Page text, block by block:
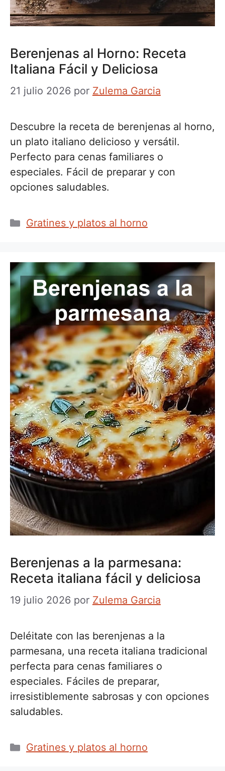
Berenjenas al Horno: Receta
Italiana Fácil y Deliciosa
21 julio 2026 por Zulema Garcia
Descubre la receta de berenjenas al horno,
un plato italiano delicioso y versátil.
Perfecto para cenas familiares o
especiales. Fácil de preparar y con
opciones saludables.
Categorías
Gratines y platos al horno
Berenjenas a la parmesana:
Receta italiana fácil y deliciosa
19 julio 2026 por Zulema Garcia
Deléitate con las berenjenas a la
parmesana, una receta italiana tradicional
perfecta para cenas familiares o
especiales. Fáciles de preparar,
irresistiblemente sabrosas y con opciones
saludables.
Categorías
Gratines y platos al horno